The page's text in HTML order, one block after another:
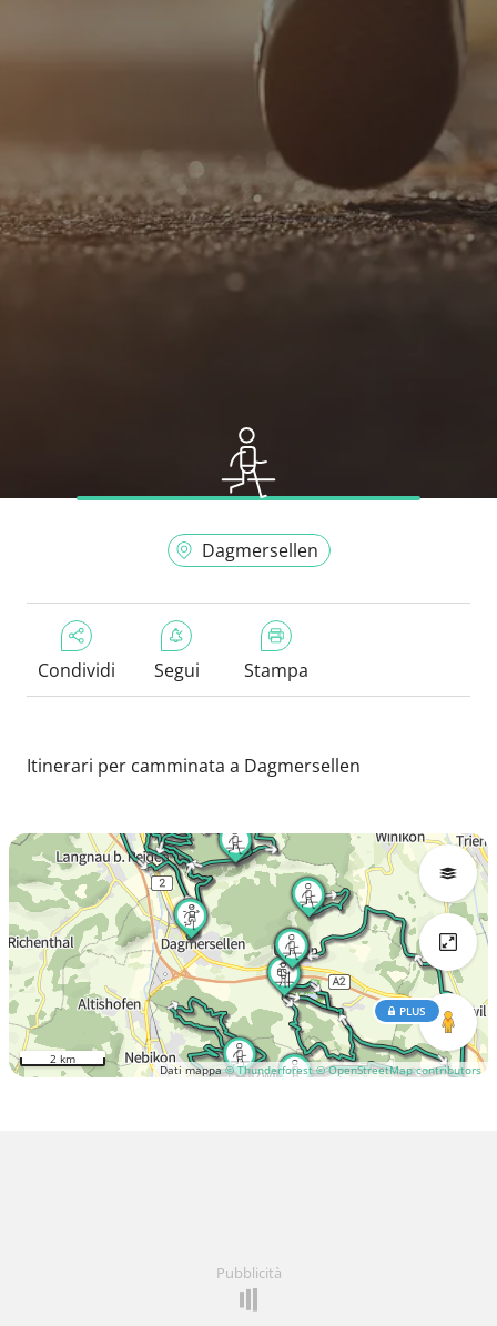
Dagmersellen
Condividi Segui Stampa
Itinerari per camminata a Dagmersellen
Dati mappa© Thunderforest © OpenStreetMap contributors
PLUS
2 km
Pubblicità